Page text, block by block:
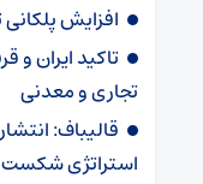
افزایش
تاکید ایران
تجاری و معدنی
قالیباف:
استراتژی